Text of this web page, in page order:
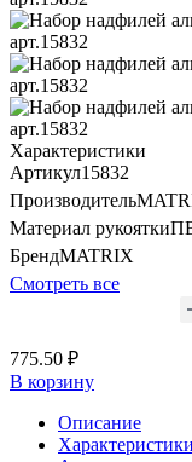
Характеристики
Артикул15832
Производитель
Материал рукоятки
БрендMATRIX
Смотреть все
775.50 ₽
В корзину
Описание
Характеристики